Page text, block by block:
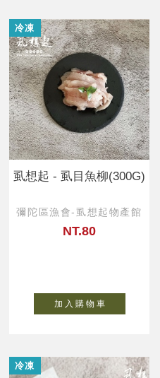
冷凍
虱想起 - 虱目魚柳(300G)
彌陀區漁會-虱想起物產館
NT.80
加 入 購 物 車
冷凍